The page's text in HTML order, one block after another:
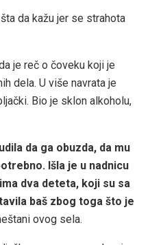
da kažu jer se strahota
je reč o čoveku koji je
dela. U više navrata je
Bio je sklon alkoholu,
da ga obuzda, da mu
Išla je u nadnicu
dva deteta, koji su sa
baš zbog toga što je
ovog sela.